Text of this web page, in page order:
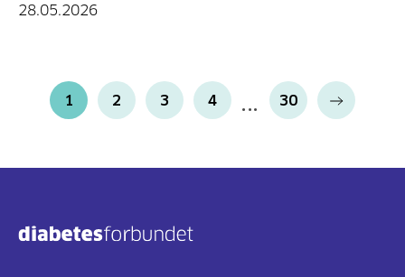
28.05.2026
1 2 3 4 30